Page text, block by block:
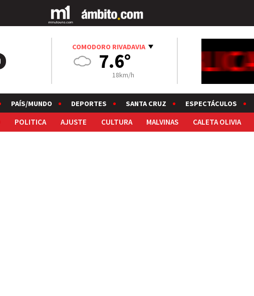
COMODORO RIVADAVIA
7.6°
18km/h
PAÍS/MUNDO DEPORTES SANTA CRUZ ESPECTÁCULOS
POLITICA AJUSTE CULTURA MALVINAS CALETA OLIVIA